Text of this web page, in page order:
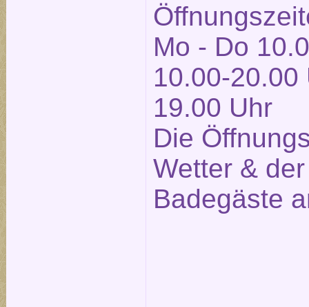
Mo - Do
10.00-20.00
19.00 Uhr
Die
Wetter &
Badegäste